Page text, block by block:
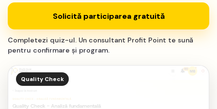
Solicită participarea gratuită
Completezi quiz-ul. Un consultant Profit Point te sună
pentru confirmare și program.
Quality Check